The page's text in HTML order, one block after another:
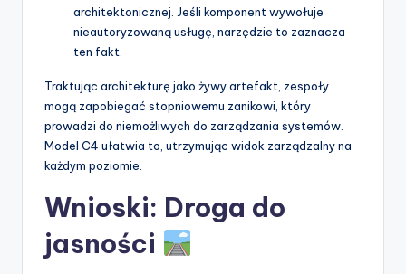
architektonicznej. Jeśli komponent wywołuje
nieautoryzowaną usługę, narzędzie to zaznacza
ten fakt.
Traktując architekturę jako żywy artefakt, zespoły
mogą zapobiegać stopniowemu zanikowi, który
prowadzi do niemożliwych do zarządzania systemów.
Model C4 ułatwia to, utrzymując widok zarządzalny na
każdym poziomie.
Wnioski: Droga do
jasności